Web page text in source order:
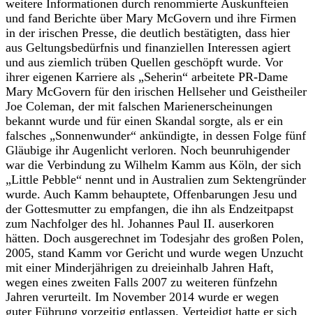
weitere Informationen durch renommierte Auskunfteien
und fand Berichte über Mary McGovern und ihre Firmen
in der irischen Presse, die deutlich bestätigten, dass hier
aus Geltungsbedürfnis und finanziellen Interessen agiert
und aus ziemlich trüben Quellen geschöpft wurde. Vor
ihrer eigenen Karriere als „Seherin“ arbeitete PR-Dame
Mary McGovern für den irischen Hellseher und Geistheiler
Joe Coleman, der mit falschen Marienerscheinungen
bekannt wurde und für einen Skandal sorgte, als er ein
falsches „Sonnenwunder“ ankündigte, in dessen Folge fünf
Gläubige ihr Augenlicht verloren. Noch beunruhigender
war die Verbindung zu Wilhelm Kamm aus Köln, der sich
„Little Pebble“ nennt und in Australien zum Sektengründer
wurde. Auch Kamm behauptete, Offenbarungen Jesu und
der Gottesmutter zu empfangen, die ihn als Endzeitpapst
zum Nachfolger des hl. Johannes Paul II. auserkoren
hätten. Doch ausgerechnet im Todesjahr des großen Polen,
2005, stand Kamm vor Gericht und wurde wegen Unzucht
mit einer Minderjährigen zu dreieinhalb Jahren Haft,
wegen eines zweiten Falls 2007 zu weiteren fünfzehn
Jahren verurteilt. Im November 2014 wurde er wegen
guter Führung vorzeitig entlassen. Verteidigt hatte er sich